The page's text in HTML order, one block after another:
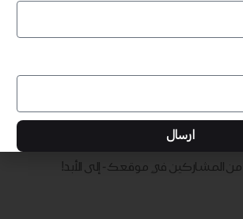
من المشاركين في موقعك - ​​إلى الأبد!
من المشاركين في موقعك - ​​إلى الأبد!
ارسال